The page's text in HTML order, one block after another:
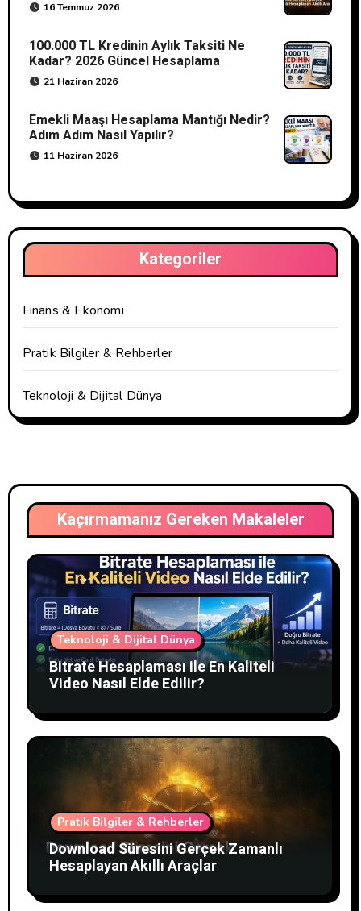
16 Temmuz 2026
100.000 TL Kredinin Aylık Taksiti Ne
Kadar? 2026 Güncel Hesaplama
21 Haziran 2026
Emekli Maaşı Hesaplama Mantığı Nedir?
Adım Adım Nasıl Yapılır?
11 Haziran 2026
Kategoriler
Finans & Ekonomi
Pratik Bilgiler & Rehberler
Teknoloji & Dijital Dünya
Kaçırmamanız Gereken Makaleler
Teknoloji & Dijital Dünya
Bitrate Hesaplaması ile En Kaliteli
Video Nasıl Elde Edilir?
Pratik Bilgiler & Rehberler
Download Süresini Gerçek Zamanlı
Hesaplayan Akıllı Araçlar